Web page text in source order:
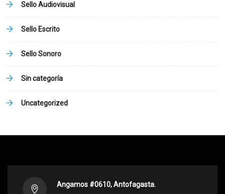
Sello Audiovisual
Sello Escrito
Sello Sonoro
Sin categoría
Uncategorized
Angamos #0610, Antofagasta.